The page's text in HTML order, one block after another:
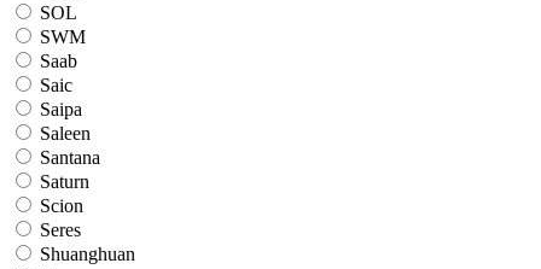
SOL
SWM
Saab
Saic
Saipa
Saleen
Santana
Saturn
Scion
Seres
Shuanghuan